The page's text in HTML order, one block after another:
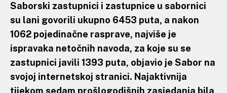
Saborski zastupnici i zastupnice u sabornici
su lani govorili ukupno 6453 puta, a nakon
1062 pojedinačne rasprave, najviše je
ispravaka netočnih navoda, za koje su se
zastupnici javili 1393 puta, objavio je Sabor na
svojoj internetskoj stranici. Najaktivnija
tijekom sedam prošlogodišnih zasjedanja bila